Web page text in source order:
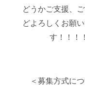
どうかご支援、
どよろしくお願
す！！！！
＜募集方式に